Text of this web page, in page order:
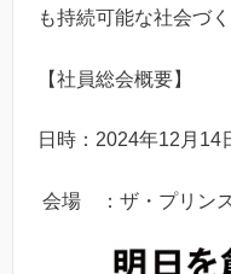
も持続可能な社会づ
【社員総会概要】
日時：2024年12月
会場 ：ザ・プリン